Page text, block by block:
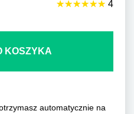
☆☆☆☆☆☆
★★★★★★ 4
KOSZYKA
automatycznie na